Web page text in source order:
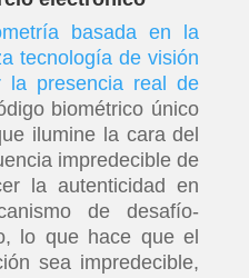
basada en la
tecnología de visión
la presencia real de
biométrico único
ilumine la cara del
impredecible de
la autenticidad en
de desafío-
lo que hace que el
sea impredecible,